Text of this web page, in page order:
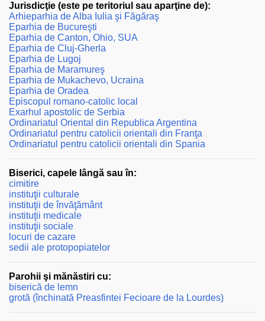
Jurisdicţie (este pe teritoriul sau aparţine de):
Arhieparhia de Alba Iulia şi Făgăraş
Eparhia de Bucureşti
Eparhia de Canton, Ohio, SUA
Eparhia de Cluj-Gherla
Eparhia de Lugoj
Eparhia de Maramureş
Eparhia de Mukachevo, Ucraina
Eparhia de Oradea
Episcopul romano-catolic local
Exarhul apostolic de Serbia
Ordinariatul Oriental din Republica Argentina
Ordinariatul pentru catolicii orientali din Franţa
Ordinariatul pentru catolicii orientali din Spania
Biserici, capele lângă sau în:
cimitire
instituţii culturale
instituţii de învăţământ
instituţii medicale
instituţii sociale
locuri de cazare
sedii ale protopopiatelor
Parohii şi mănăstiri cu:
biserică de lemn
grotă (închinată Preasfintei Fecioare de la Lourdes)